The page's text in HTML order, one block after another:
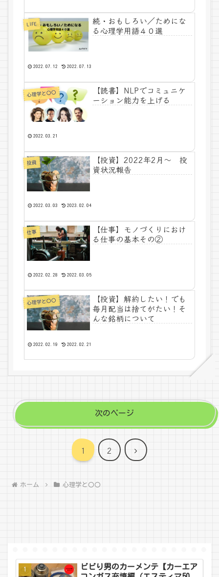
LIFE
続・おもしろい／ためにな
る心理学用語４０選
2022.07.12 2022.07.13
心理学と〇〇
【読書】NLPでコミュニケ
ーション能力を上げる
2022.03.21
投資
【投資】2022年2月～ 投
資状況報告
2022.03.03 2023.02.04
仕事
【仕事】モノづくりにおけ
る仕事の基本その②
2022.02.28 2022.03.05
心理学と〇〇
【投資】解約したい！でも
毎月配当は捨てがたい！そ
んな銘柄について
2022.02.19 2022.02.21
次のページ
1 2
次
ホーム 心理学と〇〇
ビビり男のカーメンテ【カーエア